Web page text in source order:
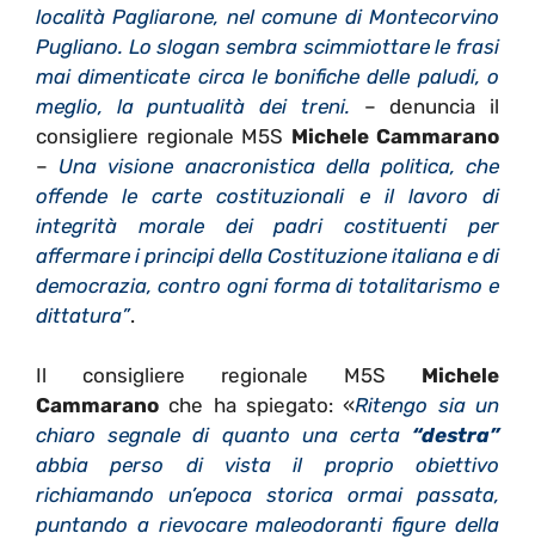
località Pagliarone, nel comune di Montecorvino
Pugliano. Lo slogan sembra scimmiottare le frasi
mai dimenticate circa le bonifiche delle paludi, o
meglio, la puntualità dei treni. – denuncia il
consigliere regionale M5S Michele Cammarano
– Una visione anacronistica della politica, che
offende le carte costituzionali e il lavoro di
integrità morale dei padri costituenti per
affermare i principi della Costituzione italiana e di
democrazia, contro ogni forma di totalitarismo e
dittatura”.
Il consigliere regionale M5S Michele
Cammarano che ha spiegato: «Ritengo sia un
chiaro segnale di quanto una certa “destra”
abbia perso di vista il proprio obiettivo
richiamando un’epoca storica ormai passata,
puntando a rievocare maleodoranti figure della